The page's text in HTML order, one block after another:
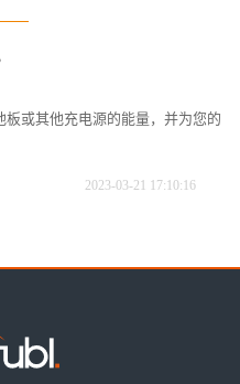
或其他充电源的能量，并为您的
2023-03-21 17:10:16